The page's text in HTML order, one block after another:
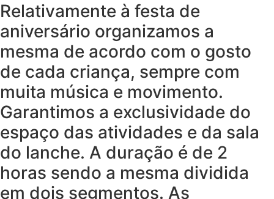
Relativamente à festa de
aniversário organizamos a
mesma de acordo com o gosto
de cada criança, sempre com
muita música e movimento.
Garantimos a exclusividade do
espaço das atividades e da sala
do lanche. A duração é de 2
horas sendo a mesma dividida
em dois segmentos. As